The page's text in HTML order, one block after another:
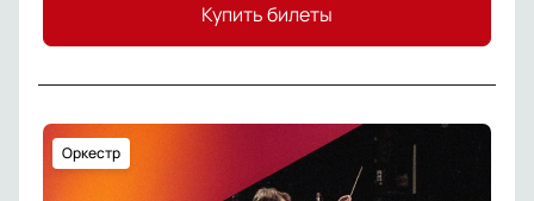
Купить билеты
Оркестр